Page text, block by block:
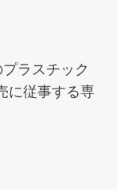
ラスチック
に従事する専